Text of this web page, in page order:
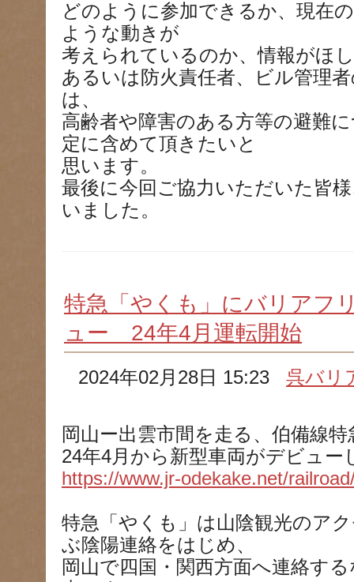
どのように参加できるか、現在
ような動きが
考えられているのか、情報がほ
あるいは防火責任者、ビル管理
は、
高齢者や障害のある方等の避難
定に含めて頂きたいと
思います。
最後に今回ご協力いただいた皆
いました。
特急「やくも」にバリアフ
ュー 24年4月運転開始
2024年02月28日 15:23呉バリ
岡山ー出雲市間を走る、伯備線
24年4月から新型車両がデビュー
https://www.jr-odekake.net/
特急「やくも」は山陰観光のア
ぶ陰陽連絡をはじめ、
岡山で四国・関西方面へ連絡す